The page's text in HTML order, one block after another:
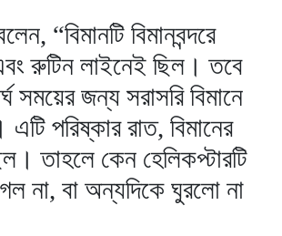
“বিমানটি বিমানবন্দরে
রুটিন লাইনেই ছিল। তবে
সময়ের জন্য সরাসরি বিমানে
পরিষ্কার রাত, বিমানের
তাহলে কেন হেলিকপ্টারটি
না, বা অন্যদিকে ঘুরলো না